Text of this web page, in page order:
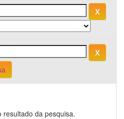
resultado da pesquisa.